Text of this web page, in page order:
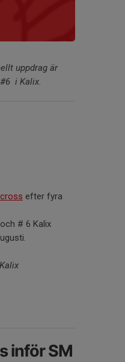
uppdrag är
i Kalix.
efter fyra
# 6 Kalix
inför SM